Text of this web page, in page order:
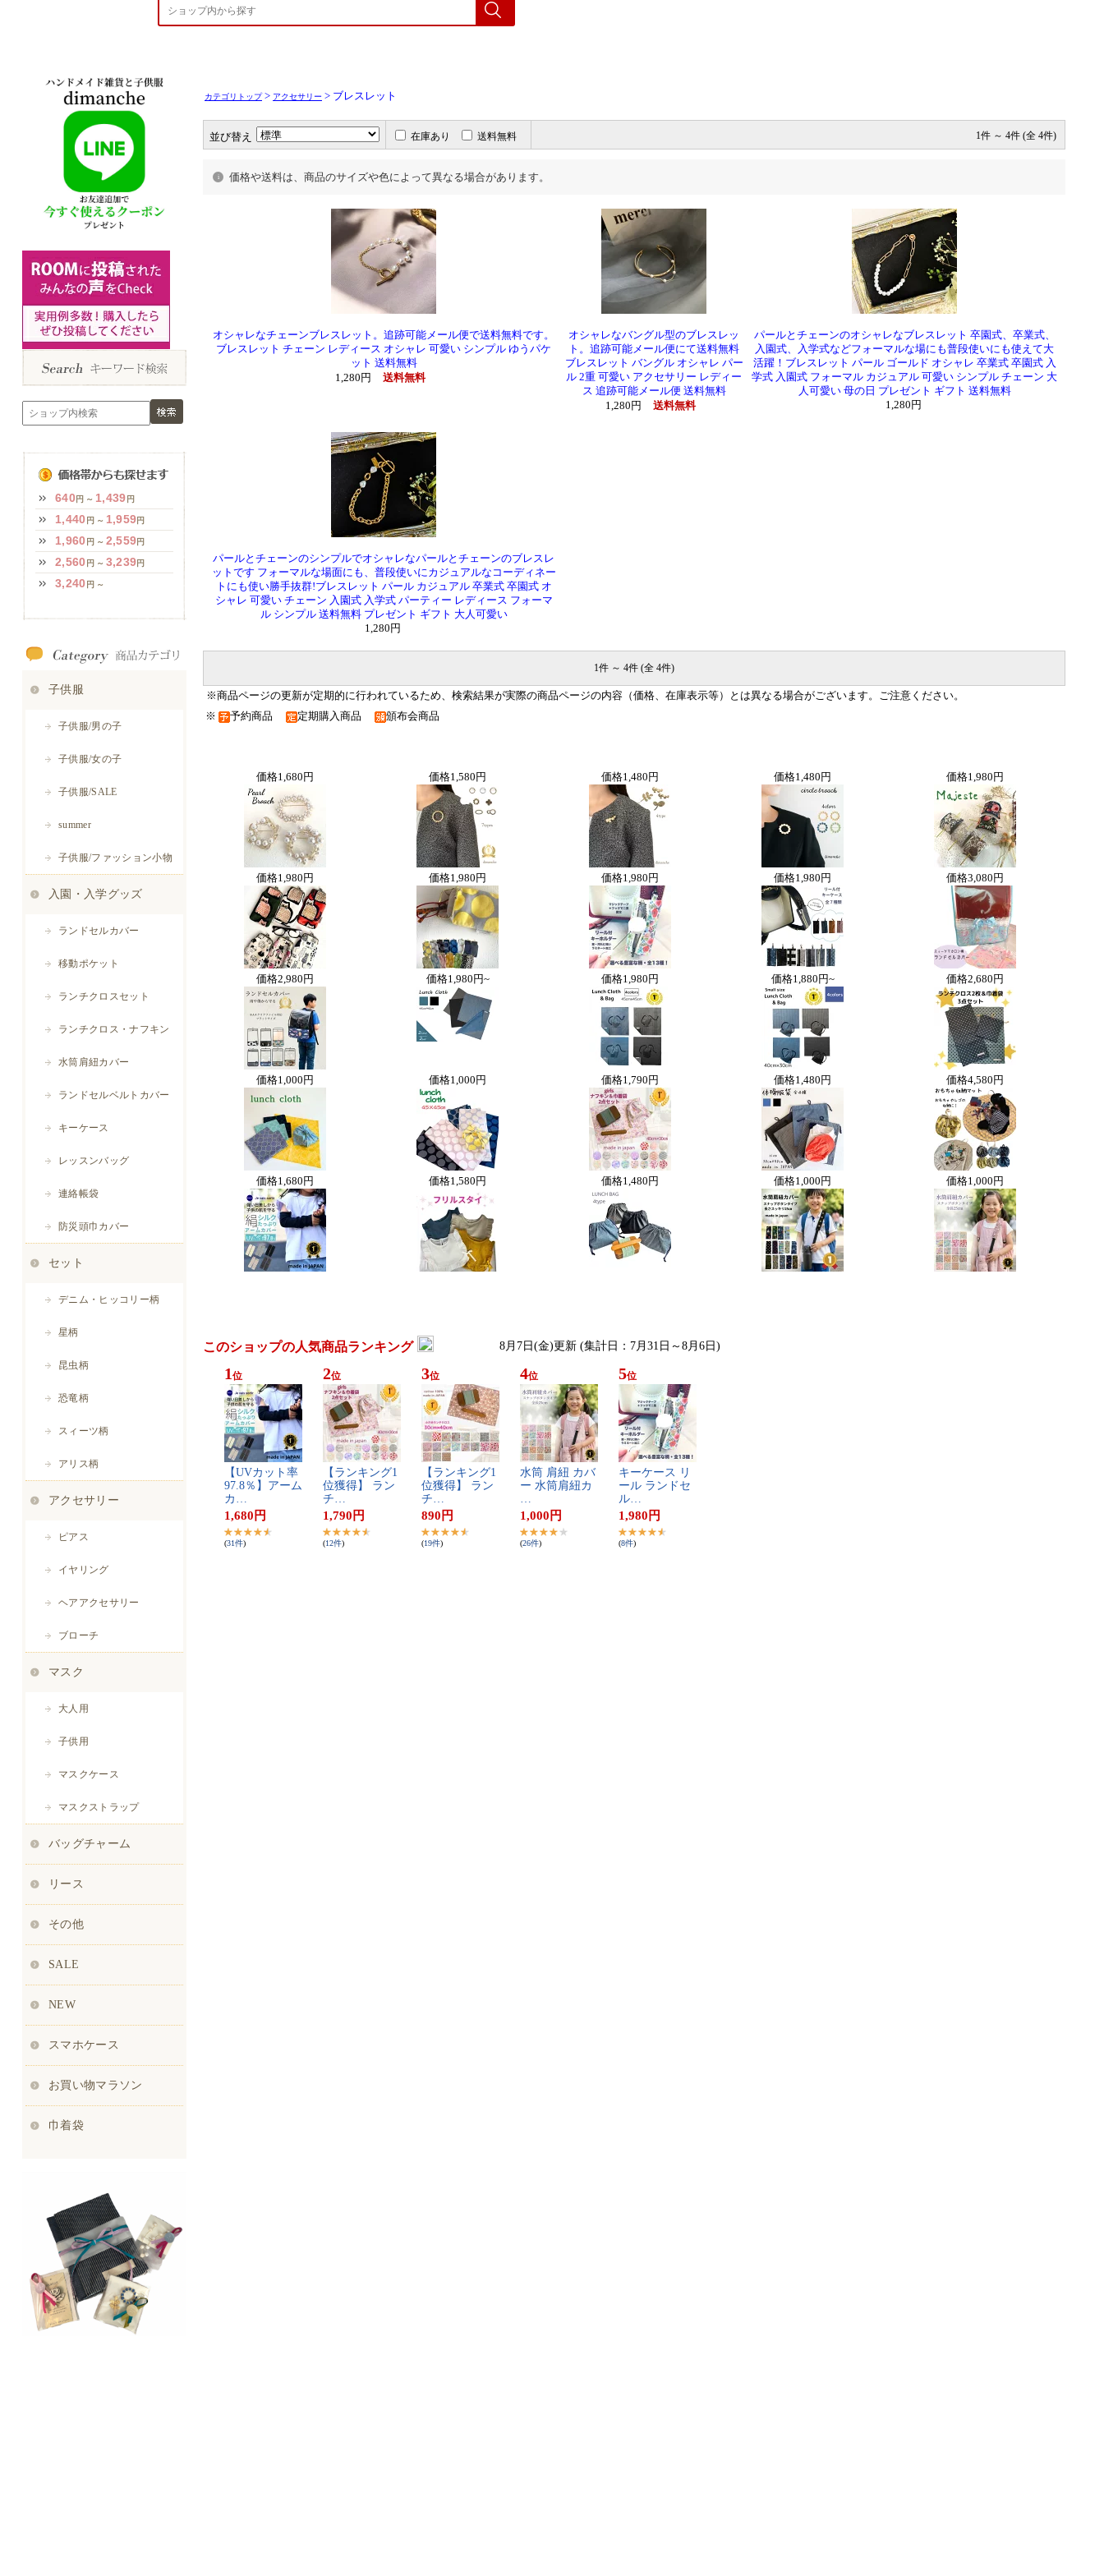
カテゴリトップ> アクセサリー > ブレスレット
並び替え 在庫あり 送料無料 1件 ～ 4件 (全 4件)
価格や送料は、商品のサイズや色によって異なる場合があります。
オシャレなチェーンブレスレット。追跡可能メール便で送料無料です。
ブレスレット チェーン レディース オシャレ 可愛い シンプル ゆうパケ
ット 送料無料
1,280円
送料無料
オシャレなバングル型のブレスレッ
ト。追跡可能メール便にて送料無料
ブレスレット バングル オシャレ パー
ル 2重 可愛い アクセサリー レディー
ス 追跡可能メール便 送料無料
1,280円
送料無料
パールとチェーンのオシャレなブレスレット 卒園式、卒業式、
入園式、入学式などフォーマルな場にも普段使いにも使えて大
活躍！ブレスレット パール ゴールド オシャレ 卒業式 卒園式 入
学式 入園式 フォーマル カジュアル 可愛い シンプル チェーン 大
人可愛い 母の日 プレゼント ギフト 送料無料
1,280円
パールとチェーンのシンプルでオシャレなパールとチェーンのブレスレ
ットです フォーマルな場面にも、普段使いにカジュアルなコーディネー
トにも使い勝手抜群!ブレスレット パール カジュアル 卒業式 卒園式 オ
シャレ 可愛い チェーン 入園式 入学式 パーティー レディース フォーマ
ル シンプル 送料無料 プレゼント ギフト 大人可愛い
1,280円
1件 ～ 4件 (全 4件)
※商品ページの更新が定期的に行われているため、検索結果が実際の商品ページの内容（価格、在庫表示等）とは異なる場合がございます。ご注意ください。
※ 予約商品 定期購入商品 頒布会商品
価格1,680円 価格1,580円 価格1,480円 価格1,480円 価格1,980円
価格1,980円 価格1,980円 価格1,980円 価格1,980円 価格3,080円
価格2,980円 価格1,980円~ 価格1,980円 価格1,880円~ 価格2,680円
価格1,000円 価格1,000円 価格1,790円 価格1,480円 価格4,580円
価格1,680円 価格1,580円 価格1,480円 価格1,000円 価格1,000円
このショップの人気商品ランキング 8月7日(金)更新 (集計日：7月31日～8月6日)
1 位
【​U​V​カ​ッ​ト​率​
9​7​.​8​％​】​ア​ー​ム​
カ​…
1,680 円
(31件)
2位
【​ラ​ン​キ​ン​グ​1​
位​獲​得​】​ ​ラ​ン​
チ​…
1,790 円
(12件)
3位
【​ラ​ン​キ​ン​グ​1​
位​獲​得​】​ ​ラ​ン​
チ​…
890 円
(19件)
4位
水​筒​ ​肩​紐​ ​カ​バ​
ー​ ​水​筒​肩​紐​カ​
…
1,000 円
(26件)
5位
キ​ー​ケ​ー​ス​ ​リ​
ー​ル​ ​ラ​ン​ド​セ​
ル​…
1,980 円
(8件)